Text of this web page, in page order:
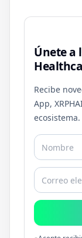
Únete a
Recibe
App,
ecosistema.